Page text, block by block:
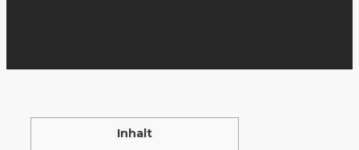
Inhalt